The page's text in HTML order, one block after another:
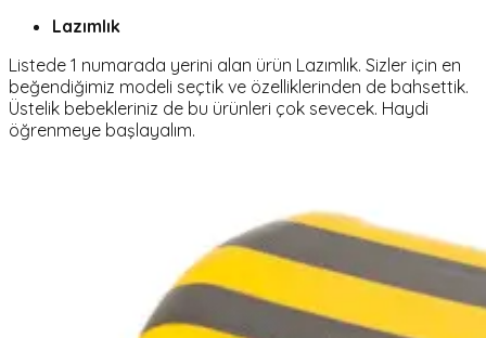
Lazımlık
Listede 1 numarada yerini alan ürün Lazımlık. Sizler için en
beğendiğimiz modeli seçtik ve özelliklerinden de bahsettik.
Üstelik bebekleriniz de bu ürünleri çok sevecek. Haydi
öğrenmeye başlayalım.